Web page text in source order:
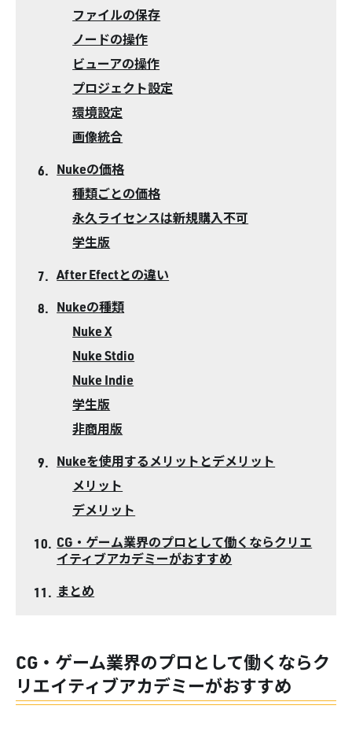
ファイルの保存
ノードの操作
ビューアの操作
プロジェクト設定
環境設定
画像統合
Nukeの価格
種類ごとの価格
永久ライセンスは新規購入不可
学生版
After Efectとの違い
Nukeの種類
Nuke X
Nuke Stdio
Nuke Indie
学生版
非商用版
Nukeを使用するメリットとデメリット
メリット
デメリット
CG・ゲーム業界のプロとして働くならクリエ
イティブアカデミーがおすすめ
まとめ
CG・ゲーム業界のプロとして働くならク
リエイティブアカデミーがおすすめ